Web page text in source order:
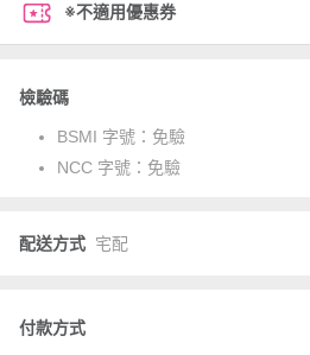
※不適用優惠券
檢驗碼
BSMI 字號： 免驗
NCC 字號： 免驗
配送方式 宅配
付款方式